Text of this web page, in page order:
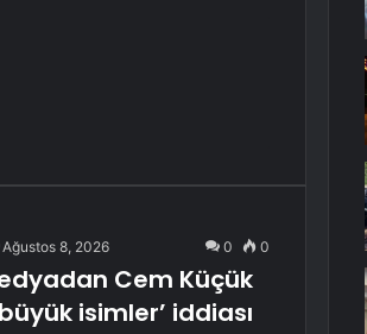
Ağustos 8, 2026 0 0
Cem Küçük
isimler’ iddiası